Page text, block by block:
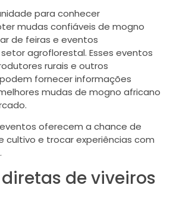
para conhecer
mudas confiáveis de mogno
de feiras e eventos
agroflorestal. Esses eventos
rurais e outros
fornecer informações
mudas de mogno africano
oferecem a chance de
cultivo e trocar experiências com
de viveiros